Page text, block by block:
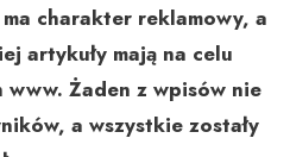
charakter reklamowy, a
artykuły mają na celu
Żaden z wpisów nie
a wszystkie zostały